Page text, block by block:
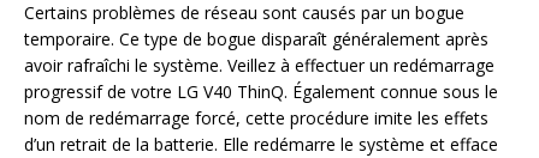
Certains problèmes de réseau sont causés par un bogue
temporaire. Ce type de bogue disparaît généralement après
avoir rafraîchi le système. Veillez à effectuer un redémarrage
progressif de votre LG V40 ThinQ. Également connue sous le
nom de redémarrage forcé, cette procédure imite les effets
d’un retrait de la batterie. Elle redémarre le système et efface